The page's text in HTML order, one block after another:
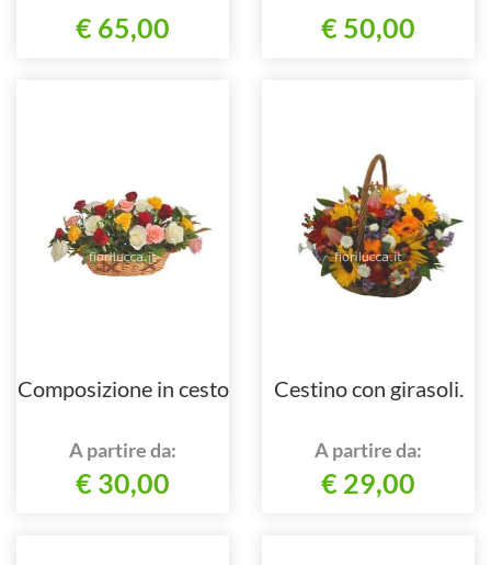
€ 65,00 € 50,00
Composizione in cesto
A partire da:
€ 30,00
Cestino con girasoli.
A partire da:
€ 29,00